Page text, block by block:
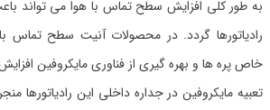
به طور کلی افزایش سطح تماس با هوا می تواند
رادیاتورها گردد. در محصولات آنیت سطح تماس
خاص پره ها و بهره گیری از فناوری مایکروفین
تعبیه مایکروفین در جداره داخلی این رادیاتورها